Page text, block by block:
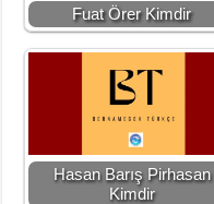
Fuat Örer Kimdir
Hasan Barış Pirhasan
Kimdir